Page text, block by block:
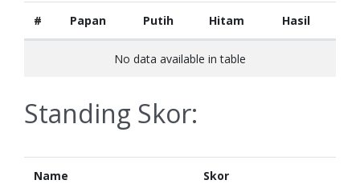
# Papan Putih Hitam Hasil
No data available in table
Standing Skor:
Name Skor